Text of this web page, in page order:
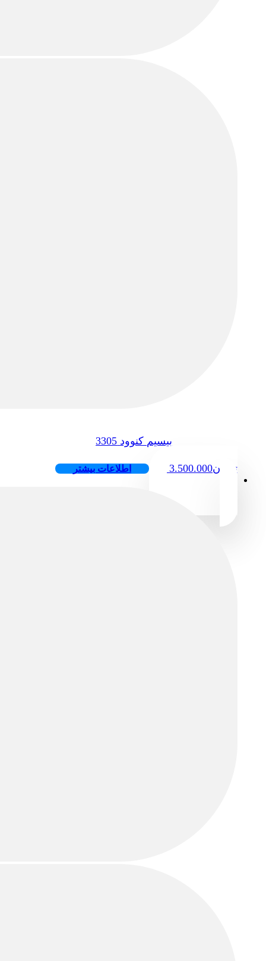
بیسیم کنوود 3305
تومان3.500.000 اطلاعات بیشتر